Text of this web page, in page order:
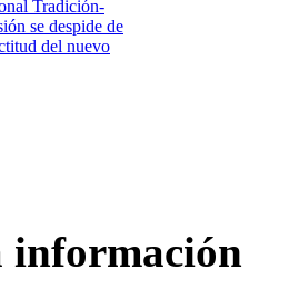
Tradición-
se despide de
del nuevo
información